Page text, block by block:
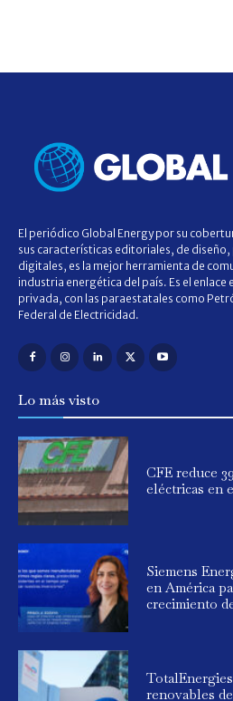
El periódico Global Energy por su
sus características editoriales, de
digitales, es la mejor herramienta de
industria energética del país. Es el
privada, con las paraestatales como
Federal de Electricidad.
Lo más visto
CFE reduce
eléctricas en
Siemens
en América
crecimiento
renovables